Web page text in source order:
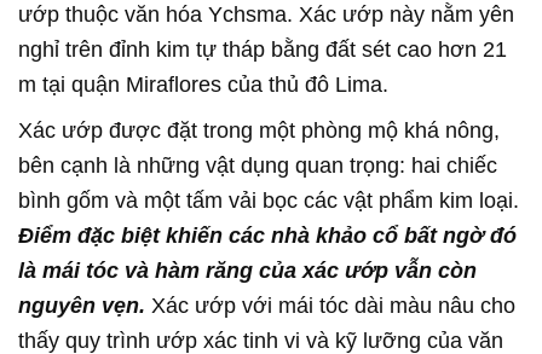
ướp thuộc văn hóa Ychsma. Xác ướp này nằm yên
nghỉ trên đỉnh kim tự tháp bằng đất sét cao hơn 21
m tại quận Miraflores của thủ đô Lima.
Xác ướp được đặt trong một phòng mộ khá nông,
bên cạnh là những vật dụng quan trọng: hai chiếc
bình gốm và một tấm vải bọc các vật phẩm kim loại.
Điểm đặc biệt khiến các nhà khảo cổ bất ngờ đó
là mái tóc và hàm răng của xác ướp vẫn còn
nguyên vẹn. Xác ướp với mái tóc dài màu nâu cho
thấy quy trình ướp xác tinh vi và kỹ lưỡng của văn